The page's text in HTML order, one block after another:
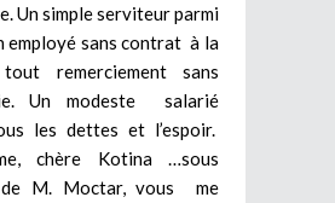
Un simple serviteur parmi
employé sans contrat à la
remerciement sans
Un modeste salarié
les dettes et l’espoir.
chère Kotina …sous
de M. Moctar, vous me